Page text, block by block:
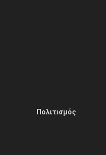
Πολιτισμός